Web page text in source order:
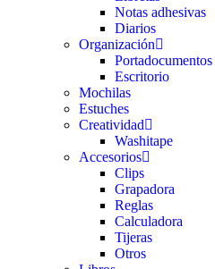
Notas adhesivas
Diarios
Organización
Portadocumentos
Escritorio
Mochilas
Estuches
Creatividad
Washitape
Accesorios
Clips
Grapadora
Reglas
Calculadora
Tijeras
Otros